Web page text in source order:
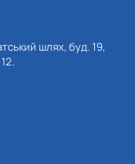
шлях, буд. 19,